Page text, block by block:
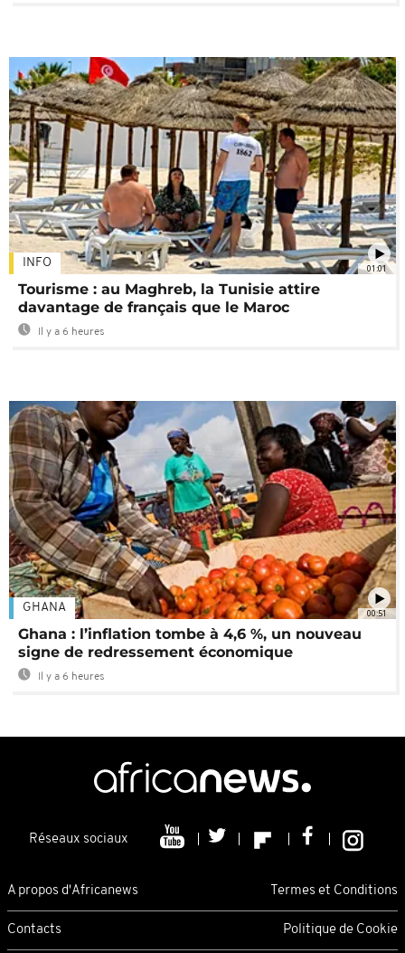
01:01
INFO
Tourisme : au Maghreb, la Tunisie attire
davantage de français que le Maroc
Il y a 6 heures
00:51
GHANA
Ghana : l’inflation tombe à 4,6 %, un nouveau
signe de redressement économique
Il y a 6 heures
Réseaux sociaux
A propos d'Africanews Termes et Conditions
Contacts Politique de Cookie